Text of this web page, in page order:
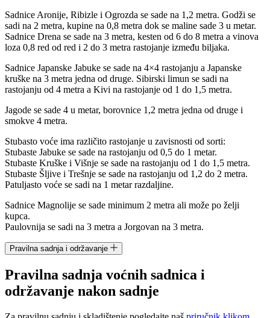
Sadnice Aronije, Ribizle i Ogrozda se sade na 1,2 metra. Godži se
sadi na 2 metra, kupine na 0,8 metra dok se maline sade 3 u metar.
Sadnice Drena se sade na 3 metra, kesten od 6 do 8 metra a vinova
loza 0,8 red od red i 2 do 3 metra rastojanje između biljaka.
Sadnice Japanske Jabuke se sade na 4×4 rastojanju a Japanske
kruške na 3 metra jedna od druge. Sibirski limun se sadi na
rastojanju od 4 metra a Kivi na rastojanje od 1 do 1,5 metra.
Jagode se sade 4 u metar, borovnice 1,2 metra jedna od druge i
smokve 4 metra.
Stubasto voće ima različito rastojanje u zavisnosti od sorti:
Stubaste Jabuke se sade na rastojanju od 0,5 do 1 metar.
Stubaste Kruške i Višnje se sade na rastojanju od 1 do 1,5 metra.
Stubaste Šljive i Trešnje se sade na rastojanju od 1,2 do 2 metra.
Patuljasto voće se sadi na 1 metar razdaljine.
Sadnice Magnolije se sade minimum 2 metra ali može po želji
kupca.
Paulovnija se sadi na 3 metra a Jorgovan na 3 metra.
Pravilna sadnja i održavanje
Pravilna sadnja voćnih sadnica i
održavanje nakon sadnje